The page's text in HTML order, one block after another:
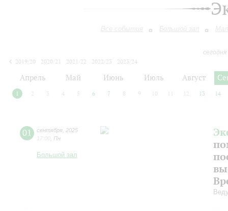
Все события Большой зал
2019/20
2020/21 2021/22 2022/23
2023/24
Апрель Май Июнь Июль Август
1 2 3 4 5 6 7 8 9 10 12 13 14
01 сентября 2025
17:00 Пн
Большой зал